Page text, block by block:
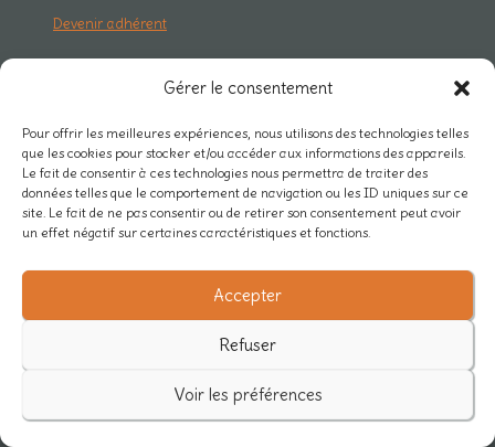
Gérer le consentement
Pour offrir les meilleures expériences, nous utilisons des technologies telles
que les cookies pour stocker et/ou accéder aux informations des appareils.
Le fait de consentir à ces technologies nous permettra de traiter des
données telles que le comportement de navigation ou les ID uniques sur ce
site. Le fait de ne pas consentir ou de retirer son consentement peut avoir
un effet négatif sur certaines caractéristiques et fonctions.
Accepter
Refuser
Voir les préférences
Devenir adhérent
RESSOURCES
Qu'est-ce qu'un jardin-forêt ?
Articles & guides
Podcasts & vidéos
Bibliothèque & faunothèque
RESEAU & PRO